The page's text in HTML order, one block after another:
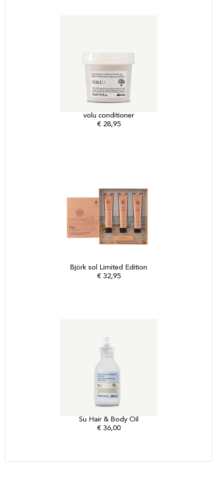
volu conditioner
€28,95
Björk sol Limited Edition
€32,95
Su Hair & Body Oil
€36,00